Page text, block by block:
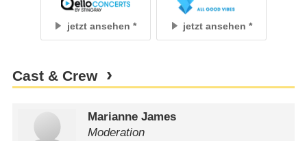
jetzt ansehen jetzt ansehen
Cast & Crew
Marianne James
Moderation